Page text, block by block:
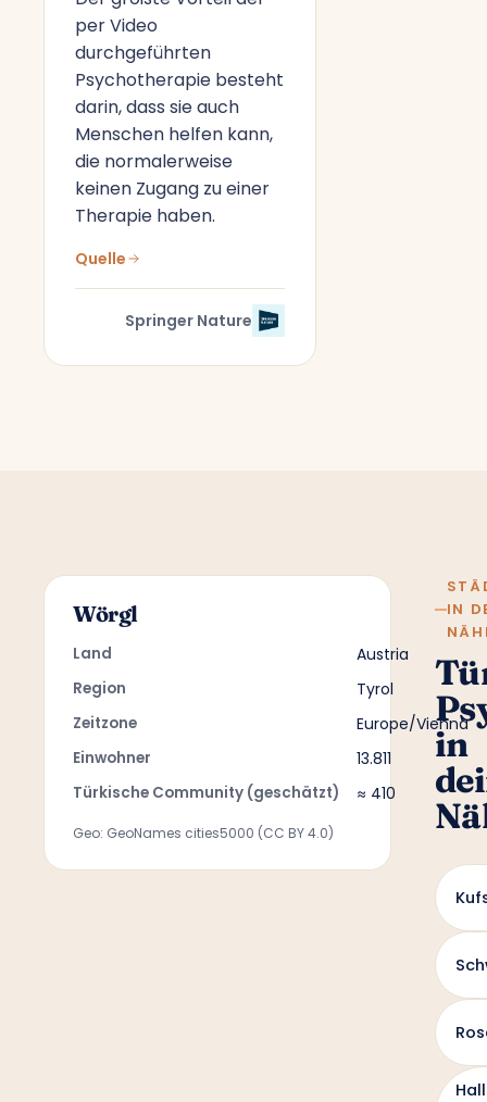
per Video
durchgeführten
Psychotherapie besteht
darin, dass sie auch
Menschen helfen kann,
die normalerweise
keinen Zugang zu einer
Therapie haben.
Quelle
Springer Nature
Wörgl
Land Austria
Region Tyrol
Zeitzone Europe/Vienna
Einwohner 13.811
Türkische Community (geschätzt) ≈ 410
Geo: GeoNames cities5000 (CC BY 4.0)
IN
in
Hall